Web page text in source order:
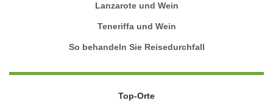
Lanzarote und Wein
Teneriffa und Wein
So behandeln Sie Reisedurchfall
Top-Orte